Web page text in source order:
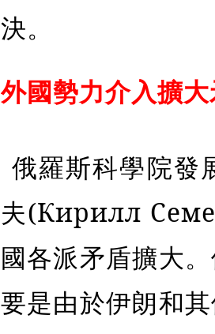
決。
外國勢力介入擴
俄羅斯科學院發
夫(Кирилл
國各派矛盾擴大
要是由於伊朗和